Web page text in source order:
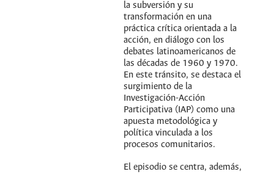
la subversión y su
transformación en una
práctica crítica orientada a la
acción, en diálogo con los
debates latinoamericanos de
las décadas de 1960 y 1970.
En este tránsito, se destaca el
surgimiento de la
Investigación-Acción
Participativa (IAP) como una
apuesta metodológica y
política vinculada a los
procesos comunitarios.
El episodio se centra, además,